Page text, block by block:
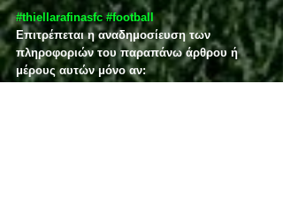
#thiellarafinasfc #football
Επιτρέπεται η αναδημοσίευση των
πληροφοριών του παραπάνω άρθρου ή
μέρους αυτών μόνο αν: